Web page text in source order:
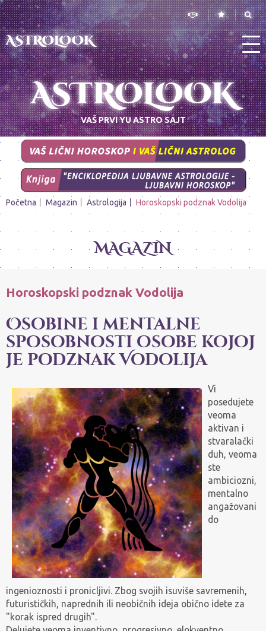
ASTROLOOK
ASTROLOOK
VAŠ PRVI YU ASTRO SAJT
Početna Magazin Astrologija Horoskopski podznak Vodolija
MAGAZIN
Horoskopski podznak Vodolija
Osobine i mentalne
sposobnosti osobe kojoj
je podznak Vodolija
Vi
posedujete
veoma
aktivan i
stvaralački
duh, veoma
ste
ambiciozni,
mentalno
angažovani
do
ingenioznosti i pronicljivi. Zbog svojih isuviše savremenih,
futurističkih, naprednih ili neobičnih ideja obično idete za
"korak ispred drugih".